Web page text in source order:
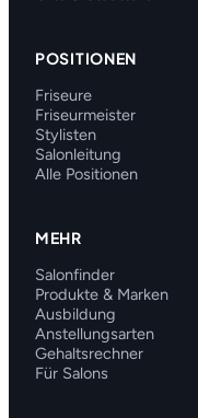
POSITIONEN
Friseure
Friseurmeister
Stylisten
Salonleitung
Alle Positionen
MEHR
Salonfinder
Produkte & Marken
Ausbildung
Anstellungsarten
Gehaltsrechner
Für Salons